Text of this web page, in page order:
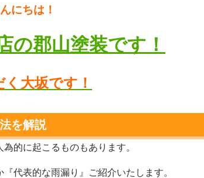
にちは！
の郡山塗装です！
大坂です！
を解説
的に起こるものもあります。
代表的な雨漏り』ご紹介いたします。